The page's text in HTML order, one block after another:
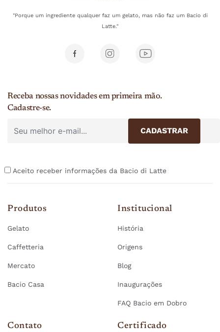
"Porque um ingrediente qualquer faz um gelato, mas não faz um Bacio di
Latte."
Receba nossas novidades em primeira mão.
Cadastre-se.
Aceito receber informações da Bacio di Latte
Produtos
Gelato
Caffetteria
Mercato
Bacio Casa
Institucional
História
Origens
Blog
Inaugurações
FAQ Bacio em Dobro
Contato Certificado